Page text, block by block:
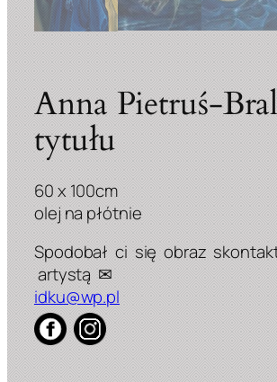
Anna Pietruś-
tytułu
60 x 100cm
olej na płótnie
idku@wp.pl